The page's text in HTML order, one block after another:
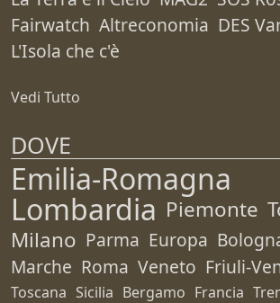
Fairwatch Altreconomia DES
L'Isola che c'è
Vedi Tutto
DOVE
Emilia-Romagna
Lombardia Piemonte
Milano Parma Europa
Marche Roma Veneto Friuli-
Toscana Sicilia Bergamo Francia